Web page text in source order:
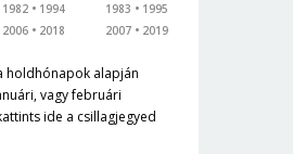
1982
1994
2006
2018
1983
1995
2007
2019
holdhónapok alapján
vagy februári
ide a csillagjegyed